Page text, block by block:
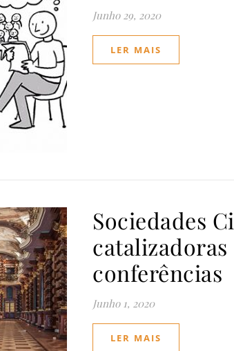
Junho 29, 2020
LER MAIS
Sociedades
conferências
Junho 1, 2020
LER MAIS